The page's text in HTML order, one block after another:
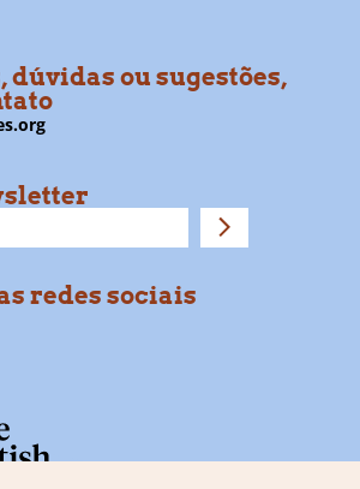
dúvidas ou sugestões,
redes sociais